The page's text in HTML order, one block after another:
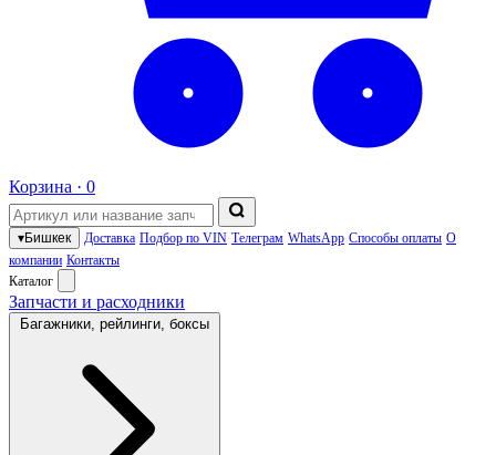
Корзина · 0
▾Бишкек Доставка Подбор по VIN Телеграм WhatsApp Способы оплаты О
компании Контакты
Каталог
Запчасти и расходники
Багажники, рейлинги, боксы